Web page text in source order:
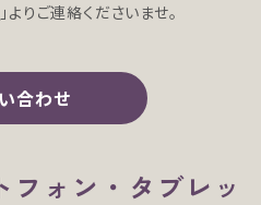
」よりご連絡くださいませ。
合わせ
ォン・タブレッ